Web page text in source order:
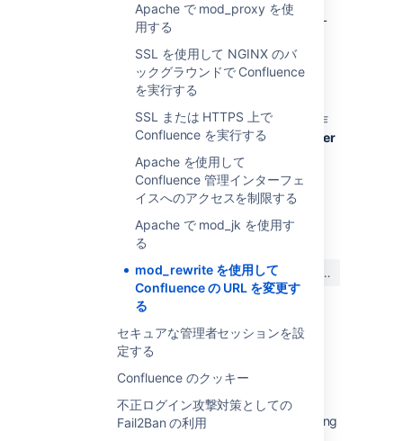
Apache で mod_proxy を使
用する
SSL を使用して NGINX のバ
ックグラウンドで Confluence
を実行する
SSL または HTTPS 上で
Confluence を実行する
Apache を使用して
Confluence 管理インターフェ
イスへのアクセスを制限する
Apache で mod_jk を使用す
る
mod_rewrite を使用して
Confluence の URL を変更す
る
セキュアな管理者セッションを設
定する
Confluence のクッキー
不正ログイン攻撃対策としての
Fail2Ban の利用
mod_rewriteモジュールを追加して URL
を変更します。
更に詳しい情報
Apache の mod_rewrite のと同様の方法で動作
する Java web フィルターは、UrlRewriteFilter
に興味があります。
Last modified on Mar 31, 2023
この内容はお役に立ちました
はい いいえ
関連コンテンツ
Configuring the Server Base URL
The Specified Base URL Changed When Trying